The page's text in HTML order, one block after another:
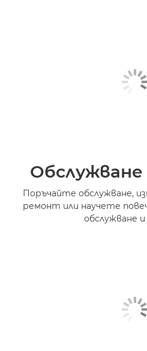
Поръчайте обслужване,
ремонт или научете
обслужване